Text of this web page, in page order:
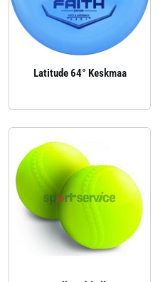
Latitude 64° Keskmaa